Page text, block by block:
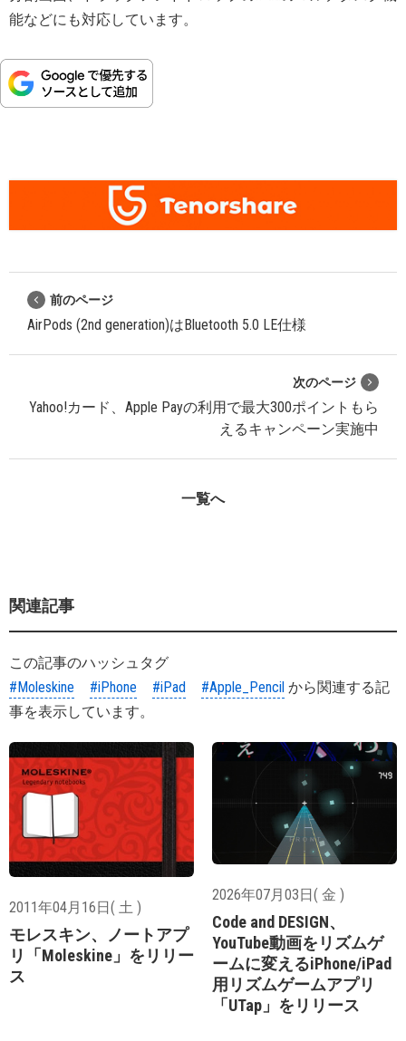
能などにも対応しています。
前のページ
AirPods (2nd generation)はBluetooth 5.0 LE仕様
次のページ
Yahoo!カード、Apple Payの利用で最大300ポイントもら
えるキャンペーン実施中
一覧へ
関連記事
この記事のハッシュタグ
#Moleskine
#iPhone #iPad #Apple_Pencil から関連する記
事を表示しています。
2011年04月16日( 土 )
モレスキン、ノートアプ
リ「Moleskine」をリリー
ス
2026年07月03日( 金 )
Code and DESIGN、
YouTube動画をリズムゲ
ームに変えるiPhone/iPad
用リズムゲームアプリ
「UTap」をリリース